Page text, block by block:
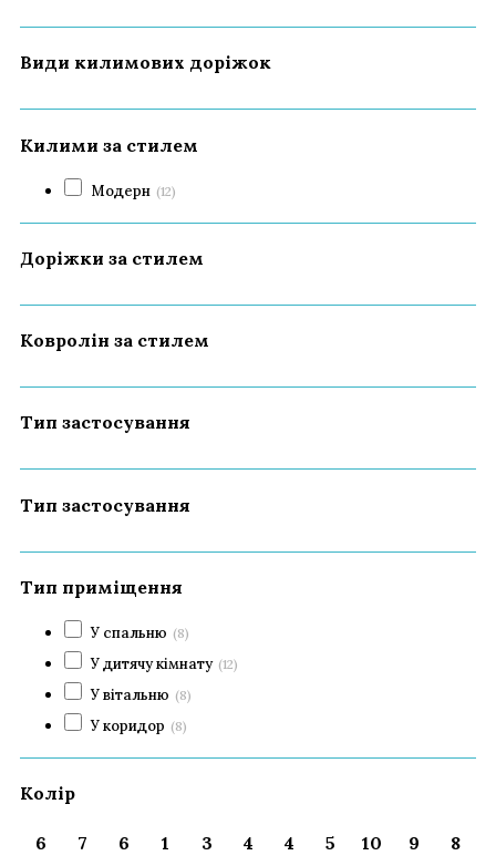
Види килимових доріжок
Килими за стилем
Модерн (12)
Доріжки за стилем
Ковролін за стилем
Тип застосування
Тип застосування
Тип приміщення
У спальню (8)
У дитячу кімнату (12)
У вітальню (8)
У коридор (8)
Колір
6 7 6 1 3 4 4 5 10 9 8